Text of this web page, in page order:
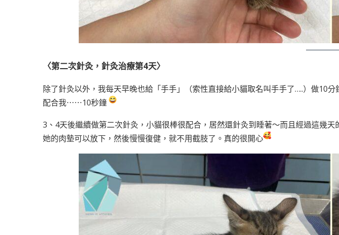
〈第二次針灸， 針灸治療第4天〉
除了針灸以外，我每天早晚也給「手手」（索性直接給小貓取名叫手手了…..）做10
配合我⋯⋯10秒鐘
3、4天後繼續做第二次針灸，小貓很棒很配合，居然還針灸到睡著～而且經過這幾
她的肉墊可以放下，然後慢慢復健，就不用截肢了。真的很開心